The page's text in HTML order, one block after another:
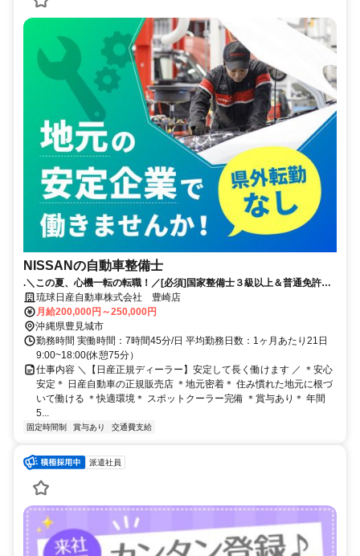
NISSANの自動車整備士
.＼この夏、心機一転の転職！／[必須]国家整備士３級以上＆普通免許＊
誰もが知る安心な会社！賞与5ヶ月分実績あり！
琉球日産自動車株式会社 豊崎店
月給200,000円～250,000円
沖縄県豊見城市
勤務時間 実働時間：7時間45分/日 平均勤務日数：1ヶ月あたり21日
9:00~18:00(休憩75分）
仕事内容 ＼【日産正規ディーラー】安定して長く働けます ／ ＊安心
安定＊ 日産自動車の正規販売店 ＊地元密着＊ 住み慣れた地元に根づ
いて働ける ＊快適環境＊ スポットクーラー完備 ＊賞与あり＊ 年間
5...
固定時間制 賞与あり 交通費支給
派遣社員